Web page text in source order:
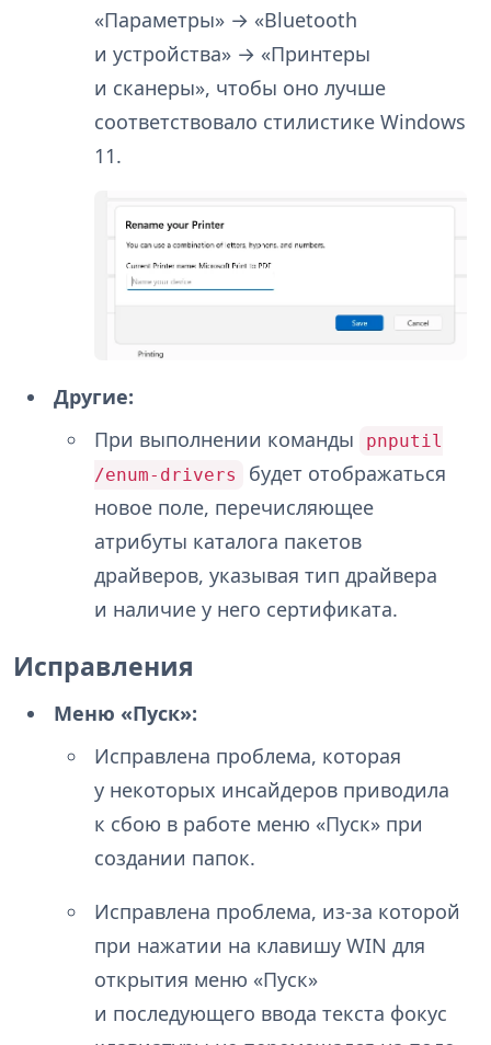
«Параметры» → «Bluetooth
и устройства» → «Принтеры
и сканеры», чтобы оно лучше
соответствовало стилистике Windows
11.
Другие:
При выполнении команды
pnputil
/enum-drivers
будет отображаться
новое поле, перечисляющее
атрибуты каталога пакетов
драйверов, указывая тип драйвера
и наличие у него сертификата.
Исправления
Меню «Пуск»:
Исправлена проблема, которая
у некоторых инсайдеров приводила
к сбою в работе меню «Пуск» при
создании папок.
Исправлена проблема, из-за которой
при нажатии на клавишу WIN для
открытия меню «Пуск»
и последующего ввода текста фокус